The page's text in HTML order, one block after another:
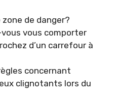
zone de danger?
vous comporter
d’un carrefour à
concernant
clignotants lors du